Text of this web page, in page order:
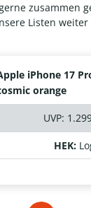
zusammen
Listen
iPhone 17
orange
UVP:
HEK: